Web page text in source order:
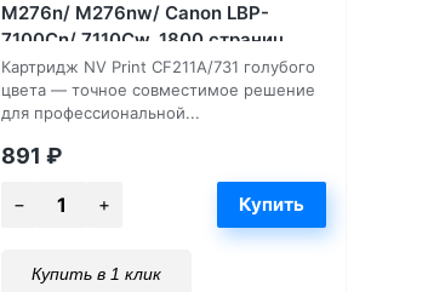
M276n/ M276nw/ Canon LBP-
7100Cn/ 7110Cw, 1800 страниц
Картридж NV Print CF211A/731 голубого
цвета — точное совместимое решение
для профессиональной...
891 ₽
Купить в 1 клик